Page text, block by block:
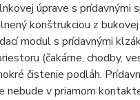
úprave s
konštrukciou z
modul s prídavnými
(čakárne, chodby,
čistenie podláh.
nebude v priamom